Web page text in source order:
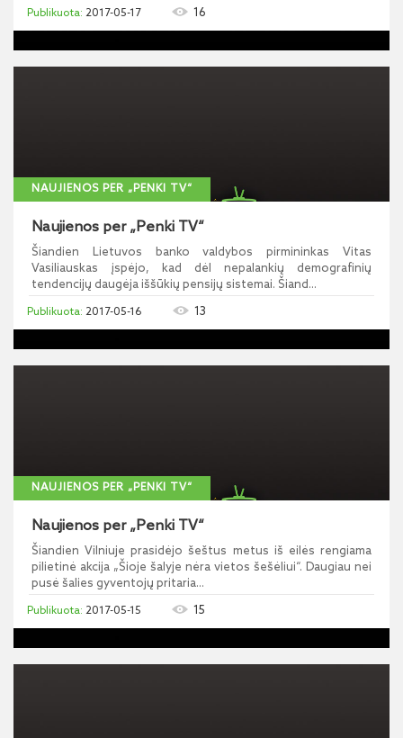
2017-05-17 16
NAUJIENOS PER „PENKI TV“
Naujienos per „Penki TV“
Šiandien Lietuvos banko valdybos pirmininkas Vitas
Vasiliauskas įspėjo, kad dėl nepalankių demografinių
tendencijų daugėja iššūkių pensijų sistemai. Šiand...
2017-05-16 13
NAUJIENOS PER „PENKI TV“
Naujienos per „Penki TV“
Šiandien Vilniuje prasidėjo šeštus metus iš eilės rengiama
pilietinė akcija „Šioje šalyje nėra vietos šešėliui“. Daugiau nei
pusė šalies gyventojų pritaria...
2017-05-15 15